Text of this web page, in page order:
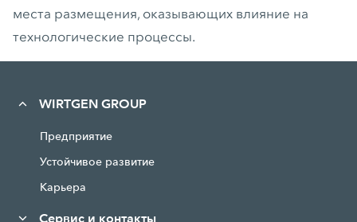
места размещения, оказывающих влияние на
технологические процессы.
WIRTGEN GROUP
Предприятие
Устойчивое развитие
Карьера
Сервис и контакты